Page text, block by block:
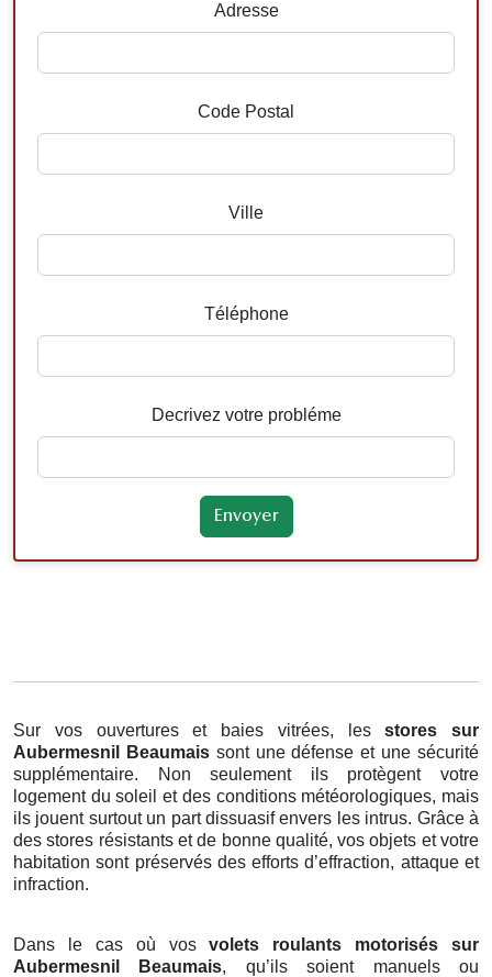
Adresse
Code Postal
Ville
Téléphone
Decrivez votre probléme
Sur vos ouvertures et baies vitrées, lesstores
sur
Aubermesnil Beaumais sont une défense et une sécurité
supplémentaire. Non seulement ils protègent votre
logement du soleil et des conditions météorologiques, mais
ils jouent surtout un part dissuasif envers les intrus. Grâce à
des stores résistants et de bonne qualité, vos objets et votre
habitation sont préservés des efforts d’effraction, attaque et
infraction.
Dans le cas où vosvolets roulants motorisés sur
Aubermesnil Beaumais, qu’ils soient manuels ou